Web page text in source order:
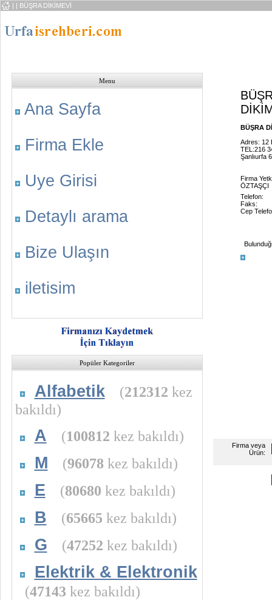
| | BÜŞRA DİKİMEVİ
Menu
Ana Sayfa
Firma Ekle
Uye Girisi
Detaylı arama
Bize Ulaşın
iletisim
Popüler Kategoriler
Alfabetik (212312 kez
bakıldı)
A (100812 kez bakıldı)
M (96078 kez bakıldı)
E (80680 kez bakıldı)
B (65665 kez bakıldı)
G (47252 kez bakıldı)
Elektrik & Elektronik
(47143 kez bakıldı)
BÜŞRA
Adres: 12
TEL:216
Şanlıurfa
Firma
ÖZTAŞÇI
Telefon:
Faks:
Cep
Firma veya
Ürün: